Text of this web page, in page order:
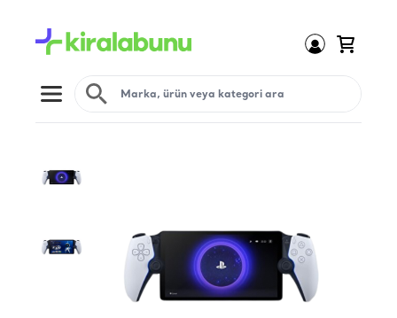
Open menu